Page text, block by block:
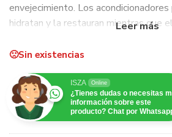
envejecimiento. Los
hidratan y la restauran mientras que
dejando una sensación fresca y no
Helioplex ayuda a mantener el
Sin existencias
ISZA Online
¿Tienes dudas o necesitas
información sobre este
producto? Chat por